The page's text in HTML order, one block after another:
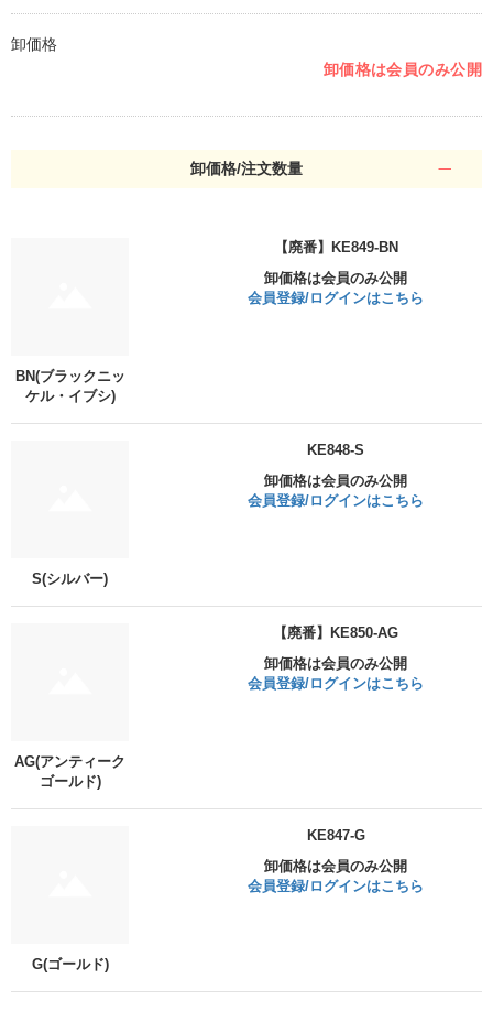
卸価格
卸価格は会員のみ公開
卸価格/注文数量
BN(ブラックニッ
ケル・イブシ)
【廃番】KE849-BN
卸価格は会員のみ公開
会員登録/ログインはこちら
S(シルバー)
KE848-S
卸価格は会員のみ公開
会員登録/ログインはこちら
AG(アンティーク
ゴールド)
【廃番】KE850-AG
卸価格は会員のみ公開
会員登録/ログインはこちら
G(ゴールド)
KE847-G
卸価格は会員のみ公開
会員登録/ログインはこちら